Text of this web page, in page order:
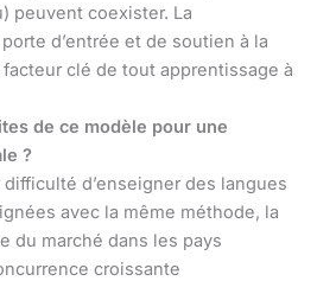
peuvent coexister. La
d’entrée et de soutien à la
clé de tout apprentissage à
de ce modèle pour une
?
d’enseigner des langues
avec la même méthode, la
du marché dans les pays
croissante